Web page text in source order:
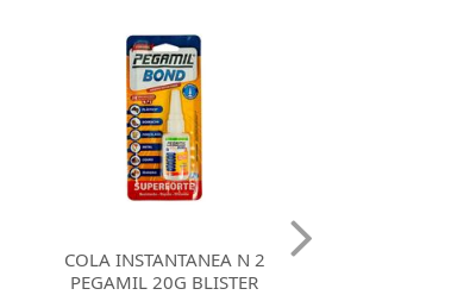
COLA PANO 50G
RENDICOLLA